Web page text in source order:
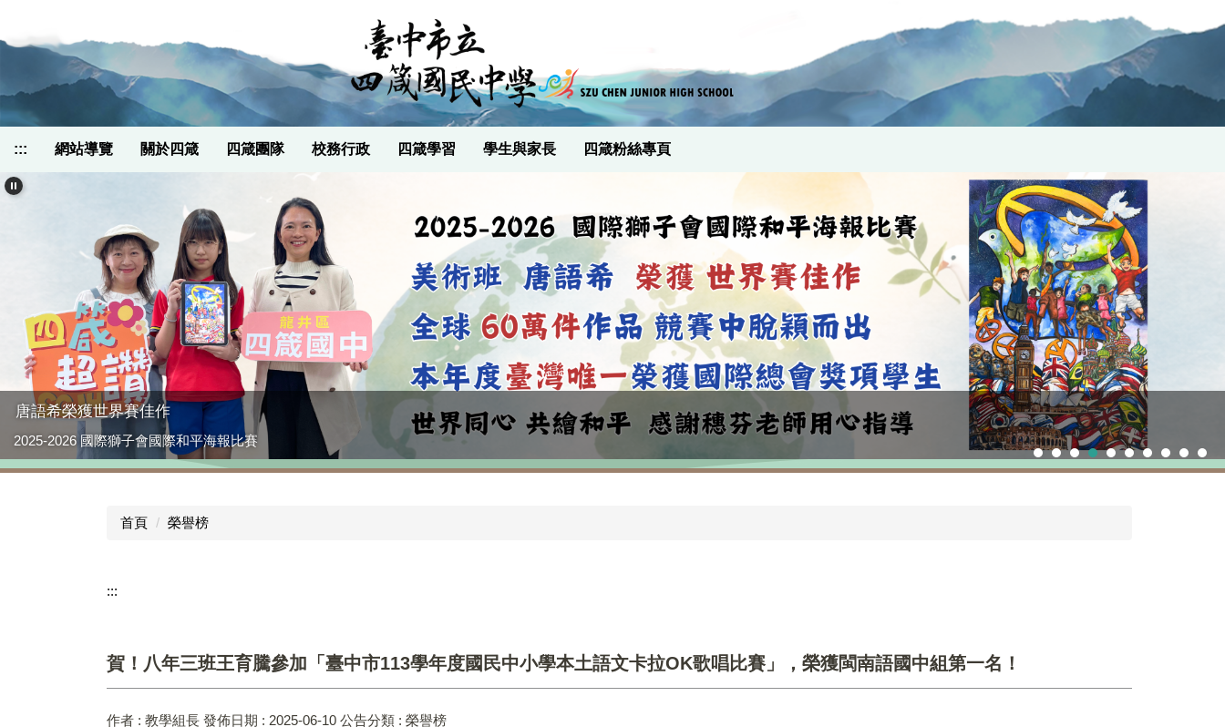
內
容
:::
網站導覽 關於四箴 四箴團隊 校務行政 四箴學習 學生與家長 四箴粉絲專頁
唐語希榮獲世界賽佳作
2025-2026 國際獅子會國際和平海報比賽
首頁 榮譽榜
:::
賀！八年三班王育騰參加「臺中市113學年度國民中小學本土語文卡拉OK歌唱比賽」，榮獲閩南語國中組第一名！
作者 : 教學組長 發佈日期 : 2025-06-10 公告分類 : 榮譽榜